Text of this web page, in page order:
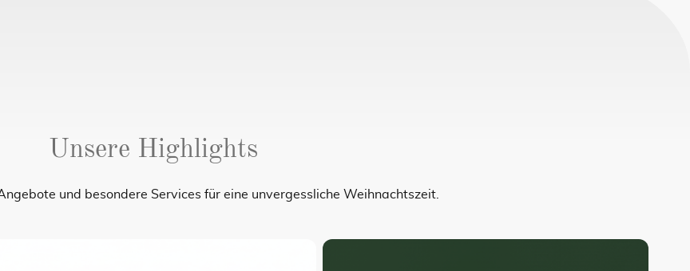
Unsere Highlights
und besondere Services für eine unvergessliche Weihnachtszeit.